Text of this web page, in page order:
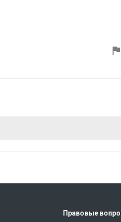
Правовые